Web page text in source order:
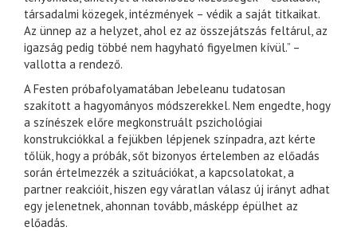
társadalmi közegek, intézmények – védik a saját titkaikat.
Az ünnep az a helyzet, ahol ez az összejátszás feltárul, az
igazság pedig többé nem hagyható figyelmen kívül.” –
vallotta a rendező.
A Festen próbafolyamatában Jebeleanu tudatosan
szakított a hagyományos módszerekkel. Nem engedte, hogy
a színészek előre megkonstruált pszichológiai
konstrukciókkal a fejükben lépjenek színpadra, azt kérte
tőlük, hogy a próbák, sőt bizonyos értelemben az előadás
során értelmezzék a szituációkat, a kapcsolatokat, a
partner reakcióit, hiszen egy váratlan válasz új irányt adhat
egy jelenetnek, ahonnan tovább, másképp épülhet az
előadás.